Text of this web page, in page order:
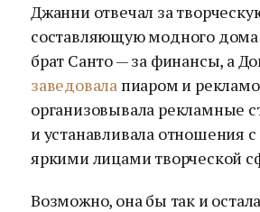
Джанни отвечал за
составляющую модного дома
брат Санто — за финансы, а
заведовала пиаром и
организовывала рекламные
и устанавливала отношения
яркими лицами творческой
Возможно, она бы так и